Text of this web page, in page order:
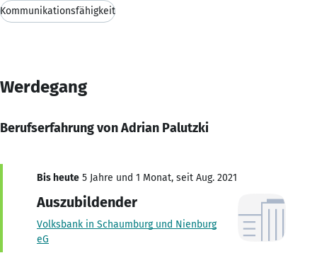
Kommunikationsfähigkeit
Werdegang
Berufserfahrung von Adrian Palutzki
Bis heute 5 Jahre und 1 Monat, seit Aug. 2021
Auszubildender
Volksbank in Schaumburg und Nienburg
eG